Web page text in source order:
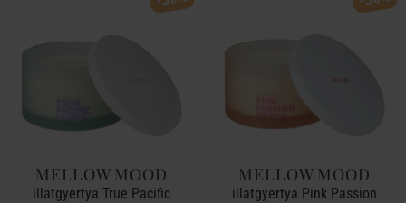
MELLOW MOOD
illatgyertya True Pacific
MELLOW MOOD
illatgyertya Pink Passion